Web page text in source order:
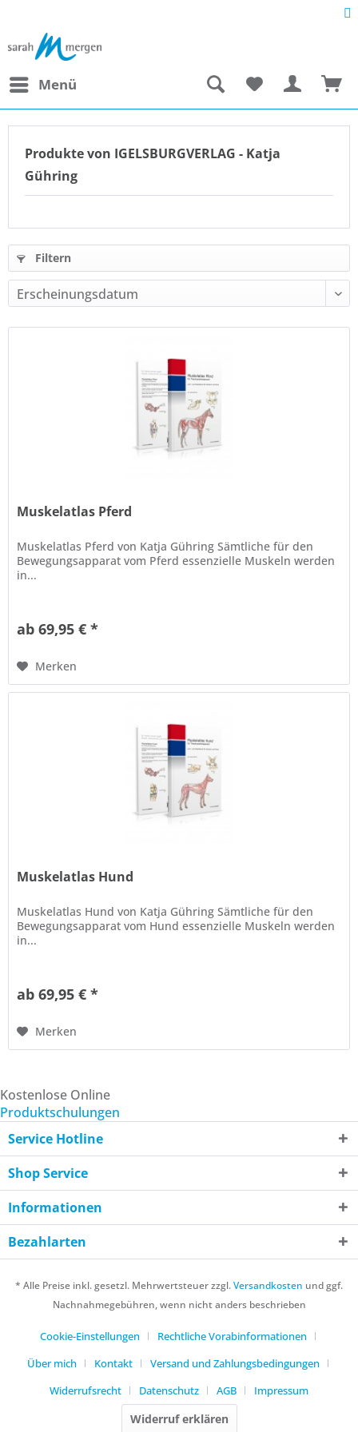
Menü
Produkte von IGELSBURGVERLAG - Katja
Gühring
Filtern
Muskelatlas Pferd
Muskelatlas Pferd von Katja Gühring Sämtliche für den
Bewegungsapparat vom Pferd essenzielle Muskeln werden
in...
ab 69,95 € *
Merken
Muskelatlas Hund
Muskelatlas Hund von Katja Gühring Sämtliche für den
Bewegungsapparat vom Hund essenzielle Muskeln werden
in...
ab 69,95 € *
Merken
Kostenlose Online
Produktschulungen
Service Hotline
Shop Service
Informationen
Bezahlarten
* Alle Preise inkl. gesetzl. Mehrwertsteuer zzgl.Versandkosten und ggf.
Nachnahmegebühren, wenn nicht anders beschrieben
Cookie-Einstellungen
Rechtliche Vorabinformationen
Über mich
Kontakt
Versand und Zahlungsbedingungen
Widerrufsrecht
Datenschutz AGB Impressum
Widerruf erklären